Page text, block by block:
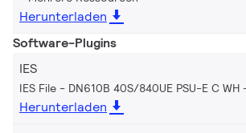
Herunterladen
Software-Plugins
IES
IES File - DN610B 40S/840UE PSU-E C WH
Herunterladen